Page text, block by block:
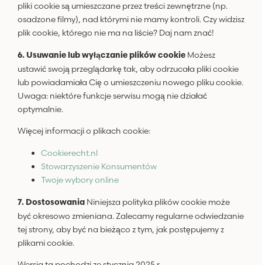
pliki cookie są umieszczane przez treści zewnętrzne (np.
osadzone filmy), nad którymi nie mamy kontroli. Czy widzisz
plik cookie, którego nie ma na liście? Daj nam znać!
6. Usuwanie lub wyłączanie plików cookie Możesz
ustawić swoją przeglądarkę tak, aby odrzucała pliki cookie
lub powiadamiała Cię o umieszczeniu nowego pliku cookie.
Uwaga: niektóre funkcje serwisu mogą nie działać
optymalnie.
Więcej informacji o plikach cookie:
Cookierecht.nl
Stowarzyszenie Konsumentów
Twoje wybory online
7. Dostosowania Niniejsza polityka plików cookie może
być okresowo zmieniana. Zalecamy regularne odwiedzanie
tej strony, aby być na bieżąco z tym, jak postępujemy z
plikami cookie.